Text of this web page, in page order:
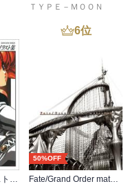
ＴＹＰＥ－ＭＯＯＮ
6位
50%OFF
Fate/Grand Order material XVI